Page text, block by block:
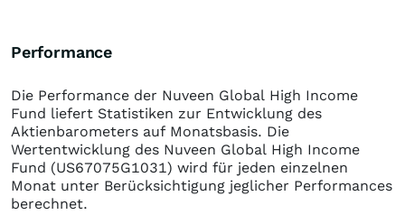
Performance
Die Performance der Nuveen Global High Income
Fund liefert Statistiken zur Entwicklung des
Aktienbarometers auf Monatsbasis. Die
Wertentwicklung des Nuveen Global High Income
Fund (US67075G1031) wird für jeden einzelnen
Monat unter Berücksichtigung jeglicher Performances
berechnet.